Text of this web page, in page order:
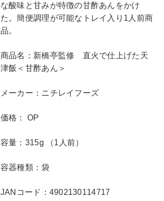
な酸味と甘みが特徴の甘酢あんをかけ
た。簡便調理が可能なトレイ入り1人前商
品。
商品名：新橋亭監修 直火で仕上げた天
津飯＜甘酢あん＞
メーカー：ニチレイフーズ
価格： OP
容量：315g （1人前）
容器種類：袋
JANコード：4902130114717